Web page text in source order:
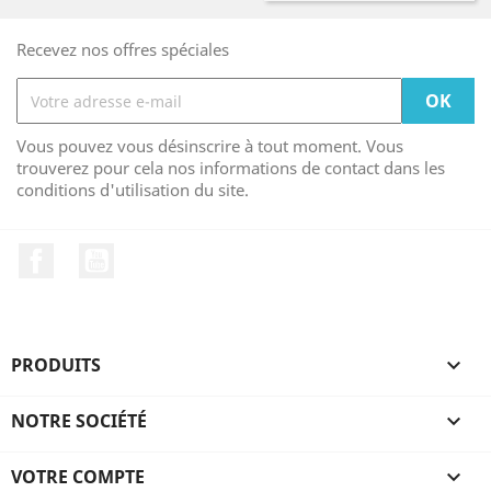
Recevez nos offres spéciales
Vous pouvez vous désinscrire à tout moment. Vous
trouverez pour cela nos informations de contact dans les
conditions d'utilisation du site.
PRODUITS 
NOTRE SOCIÉTÉ 
VOTRE COMPTE 